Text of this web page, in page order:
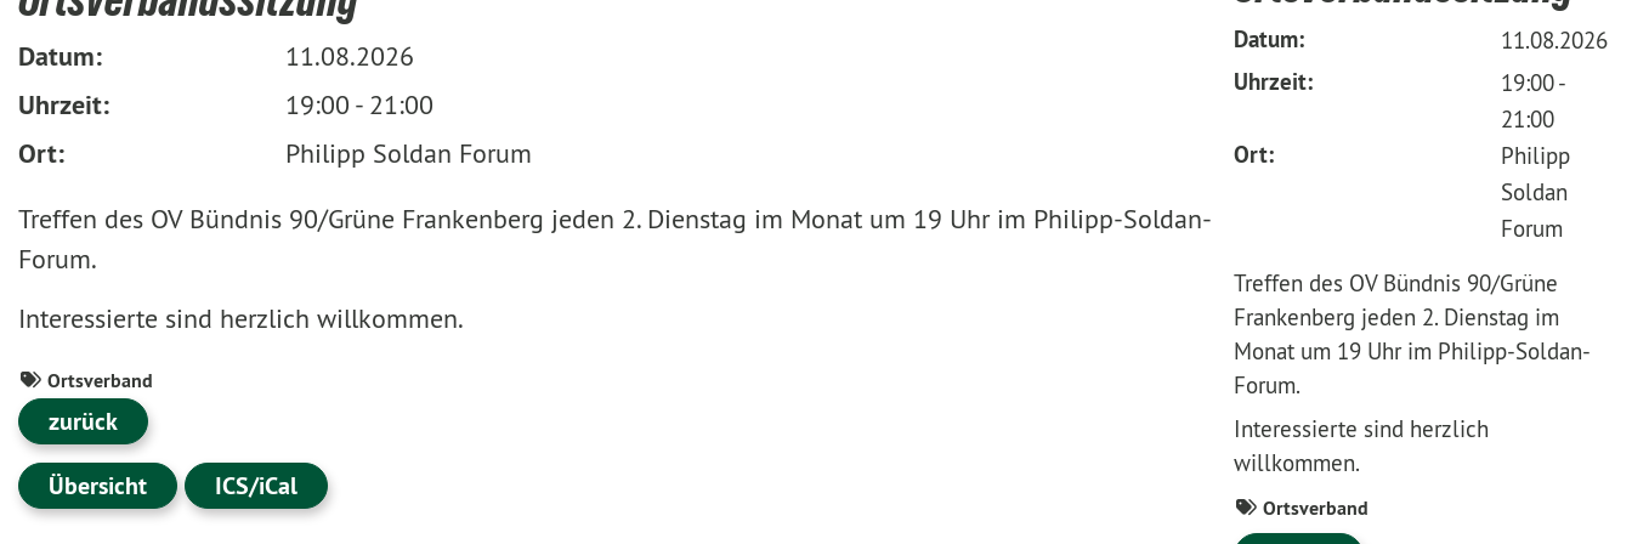
Datum:
11.08.2026
Uhrzeit:
19:00 - 21:00
Ort:
Philipp Soldan Forum
Treffen des OV Bündnis 90/Grüne Frankenberg jeden 2. Dienstag im Monat um 19 Uhr im Philipp-Soldan-
Forum.
Interessierte sind herzlich willkommen.
Ortsverband
zurück
Übersicht ICS/iCal
Datum: 11.08.2026
Uhrzeit:
19:00 -
21:00
Ort:
Philipp
Soldan
Forum
Treffen des OV Bündnis 90/Grüne
Frankenberg jeden 2. Dienstag im
Monat um 19 Uhr im Philipp-Soldan-
Forum.
Interessierte sind herzlich
willkommen.
Ortsverband